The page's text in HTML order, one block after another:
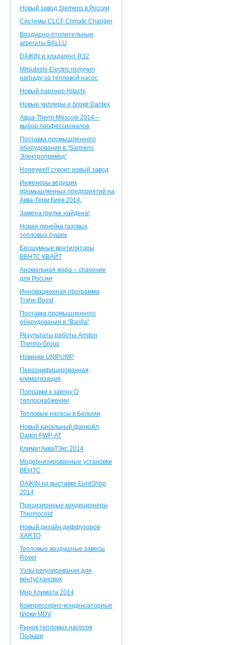
Новый завод Siemens в России
Системы CLCF Climate Changer
Воздушно-отопительные
агрегаты BALLU
DAIKIN и хладагент R32
Mitsubishi Electric получил
награду за тепловой насос
Новый партнер Hitachi
Новые чиллеры и блоки Dantex
Aqua-Therm Moscow 2014 –
выбор профессионалов
Поставка промышленного
оборудования в "Siemens
Электропривод"
Honeywell строит новый завод
Инженеры ведущих
промышленных предприятий на
Аква-Терм Киев 2014.
Замена грелке найдена!
Новая линейка газовых
тепловых пушек
Бесшумные вентиляторы
ВЕНТС КВАЙТ
Аномальная жара – спасение
для России
Инновационная программа
Trane Boost
Поставка промышленного
оборудования в "Barilla"
Результаты работы Ariston
Thermo Group
Новинки UNIPUMP
Персонифицированная
климатизация
Поправки к закону О
теплоснабжении
Тепловые насосы в Бельгии
Новый канальный фанкойл
Daikin FWP-AT
КлиматАкваТЭкс 2014
Модернизированные установки
ВЕНТС
DAIKIN на выставке EuroShop
2014
Прецизионные кондиционеры
Thermocold
Новый дизайн диффузоров
XARTO
Тепловые воздушные завесы
Rover
Узлы регулирования для
вентустановок
Мир Климата 2014
Компрессорно-конденсаторные
блоки MDV
Рынок тепловых насосов
Польши